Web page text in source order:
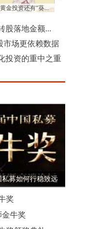
黄金投资还有“葵...
股落地金额...
市场更依赖数据
投资的重中之重
募如何行稳致远
奖
牛奖